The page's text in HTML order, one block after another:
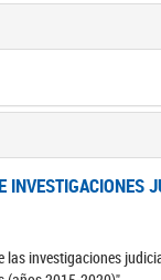
INVESTIGACIONES
las investigaciones